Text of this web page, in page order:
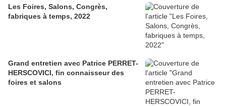
Les Foires, Salons, Congrès,
fabriques à temps, 2022
Grand entretien avec Patrice PERRET-
HERSCOVICI, fin connaisseur des
foires et salons